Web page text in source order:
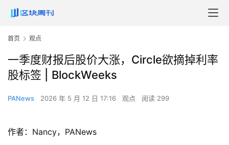
首页 观点
一季度财报后股价大涨，Circle欲摘掉利率
股标签 | BlockWeeks
PANews 2026 年 5 月 12 日 17:16 观点 阅读 299
作者：Nancy，PANews